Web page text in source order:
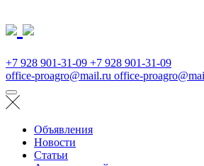
+7 928 901-31-09 +7 928 901-31-09
office-proagro@mail.ru office-
Объявления
Новости
Статьи